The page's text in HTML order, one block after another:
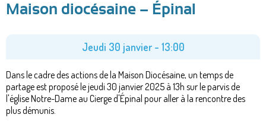
Maison diocésaine – Épinal
Jeudi 30 janvier - 13:00
Dans le cadre des actions de la Maison Diocésaine, un temps de
partage est proposé le jeudi 30 janvier 2025 à 13h sur le parvis de
l'église Notre-Dame au Cierge d'Épinal pour aller à la rencontre des
plus démunis.